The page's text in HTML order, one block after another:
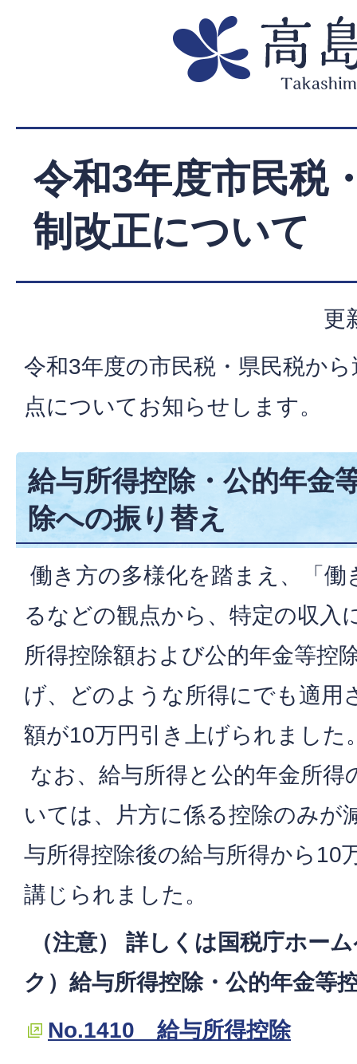
令和3年度市民税
制改正について
更
令和3年度の市民税・県民税か
点についてお知らせします。
給与所得控除・公的年金
除への振り替え
働き方の多様化を踏まえ、「働
るなどの観点から、特定の収入
所得控除額および公的年金等控
げ、どのような所得にでも適用
額が10万円引き上げられました
なお、給与所得と公的年金所得
いては、片方に係る控除のみが
与所得控除後の給与所得から10
講じられました。
（注意） 詳しくは国税庁ホー
ク）給与所得控除・公的年金等
No.1410 給与所得控除